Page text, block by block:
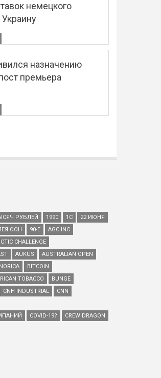
немецкого
назначению
премьера
РУБЛЕЙ 1990 1С
22 ИЮНЯ
ООН 90-Е
AGC INC
CHALLENGE
AUKUS
AUSTRALIAN OPEN
BITCOIN
TOBACCO
BUNGE
CNH INDUSTRIAL
CNN
COVID-19?
CREW DRAGON